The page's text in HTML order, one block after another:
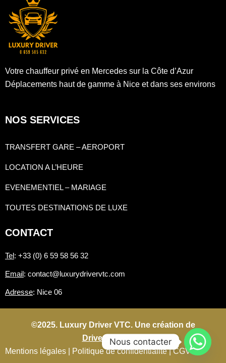
Votre chauffeur privé en Mercedes sur la Côte d’Azur
Déplacements haut de gamme à Nice et dans ses environs
NOS SERVICES
TRANSFERT GARE – AEROPORT
LOCATION A L’HEURE
EVENEMENTIEL – MARIAGE
TOUTES DESTINATIONS DE LUXE
CONTACT
Tel : +33 (0) 6 59 58 56 32
Email : contact@luxurydrivervtc.com
Adresse: Nice 06
©2025. Luxury Driver VTC. Une création de
Driverconnect.fr
Mentions légales |
Politique de confidentialité | CGV
Nous contacter